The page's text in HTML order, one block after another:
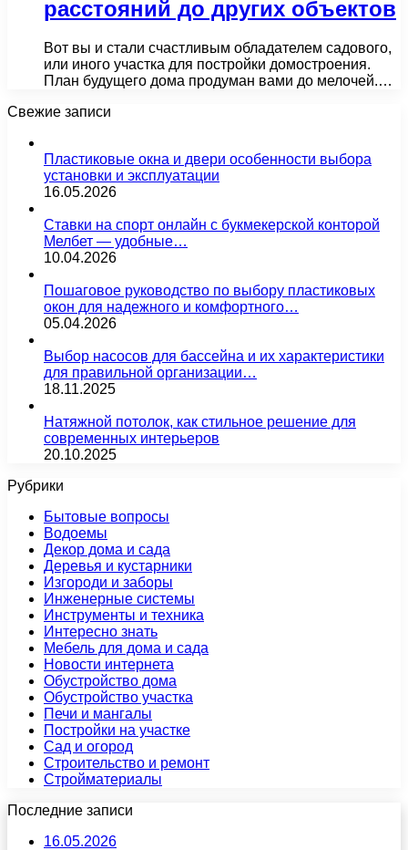
расстояний до других объектов
Вот вы и стали счастливым обладателем садового,
или иного участка для постройки домостроения.
План будущего дома продуман вами до мелочей.…
Свежие записи
Пластиковые окна и двери особенности выбора
установки и эксплуатации
16.05.2026
Ставки на спорт онлайн с букмекерской конторой
Мелбет — удобные…
10.04.2026
Пошаговое руководство по выбору пластиковых
окон для надежного и комфортного…
05.04.2026
Выбор насосов для бассейна и их характеристики
для правильной организации…
18.11.2025
Натяжной потолок, как стильное решение для
современных интерьеров
20.10.2025
Рубрики
Бытовые вопросы
Водоемы
Декор дома и сада
Деревья и кустарники
Изгороди и заборы
Инженерные системы
Инструменты и техника
Интересно знать
Мебель для дома и сада
Новости интернета
Обустройство дома
Обустройство участка
Печи и мангалы
Постройки на участке
Сад и огород
Строительство и ремонт
Стройматериалы
Последние записи
16.05.2026